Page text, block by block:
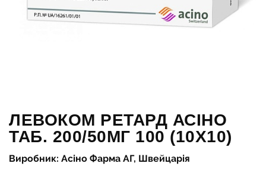
ЛЕВОКОМ РЕТАРД АСІНО
ТАБ. 200/50МГ 100 (10Х10)
Виробник: Асіно Фарма АГ, Швейцарія